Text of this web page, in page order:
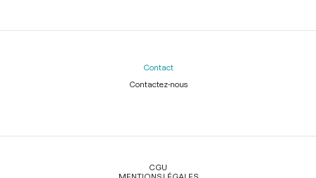
Contact
Contactez-nous
Légal
CGU